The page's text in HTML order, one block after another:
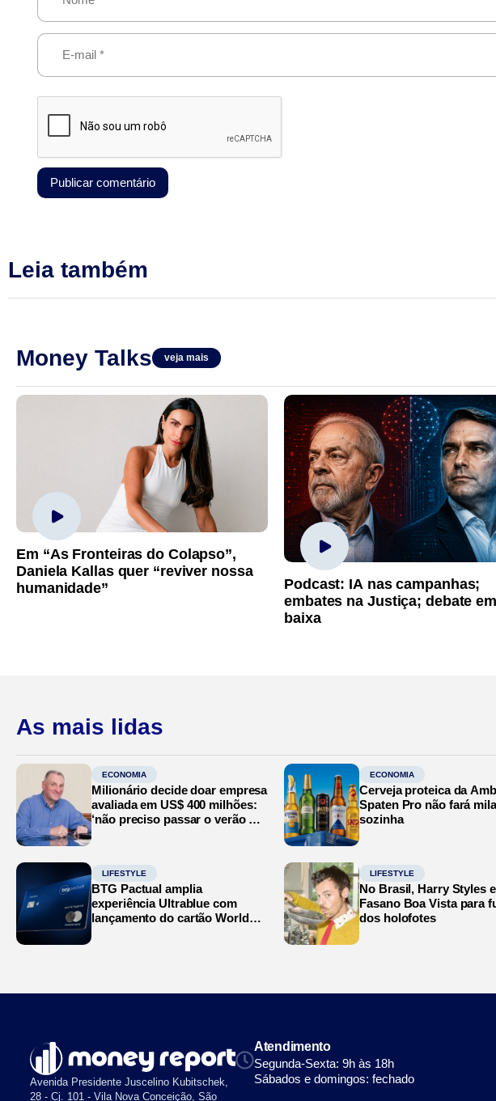
Leia também
Money Talks veja mais
Em “As Fronteiras do Colapso”,
Daniela Kallas quer “reviver nossa
humanidade”
Podcast: IA nas campanhas;
embates na Justiça; debate em
baixa
As mais lidas
ECONOMIA
Milionário decide doar empresa
avaliada em US$ 400 milhões:
‘não preciso passar o verão no
ECONOMIA
Cerveja proteica da
Spaten Pro não fará
sozinha
LIFESTYLE
BTG Pactual amplia
experiência Ultrablue com
lançamento do cartão World
LIFESTYLE
No Brasil, Harry Styles
Fasano Boa Vista para
dos holofotes
Avenida Presidente Juscelino Kubitschek,
28 - Cj. 101 - Vila Nova Conceição, São
Atendimento
Segunda-Sexta: 9h às 18h
Sábados e domingos: fechado